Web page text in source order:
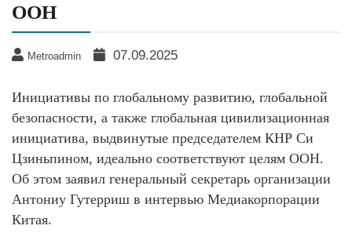
ООН
Metroadmin 07.09.2025
Инициативы по глобальному развитию, глобальной
безопасности, а также глобальная цивилизационная
инициатива, выдвинутые председателем КНР Си
Цзиньпином, идеально соответствуют целям ООН.
Об этом заявил генеральный секретарь организации
Антониу Гутерриш в интервью Медиакорпорации
Китая.